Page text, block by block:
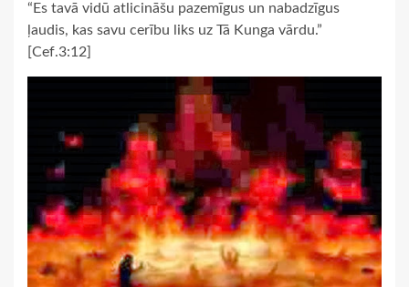
“Es tavā vidū atlicināšu pazemīgus un nabadzīgus
ļaudis, kas savu cerību liks uz Tā Kunga vārdu.”
[Cef.3:12]